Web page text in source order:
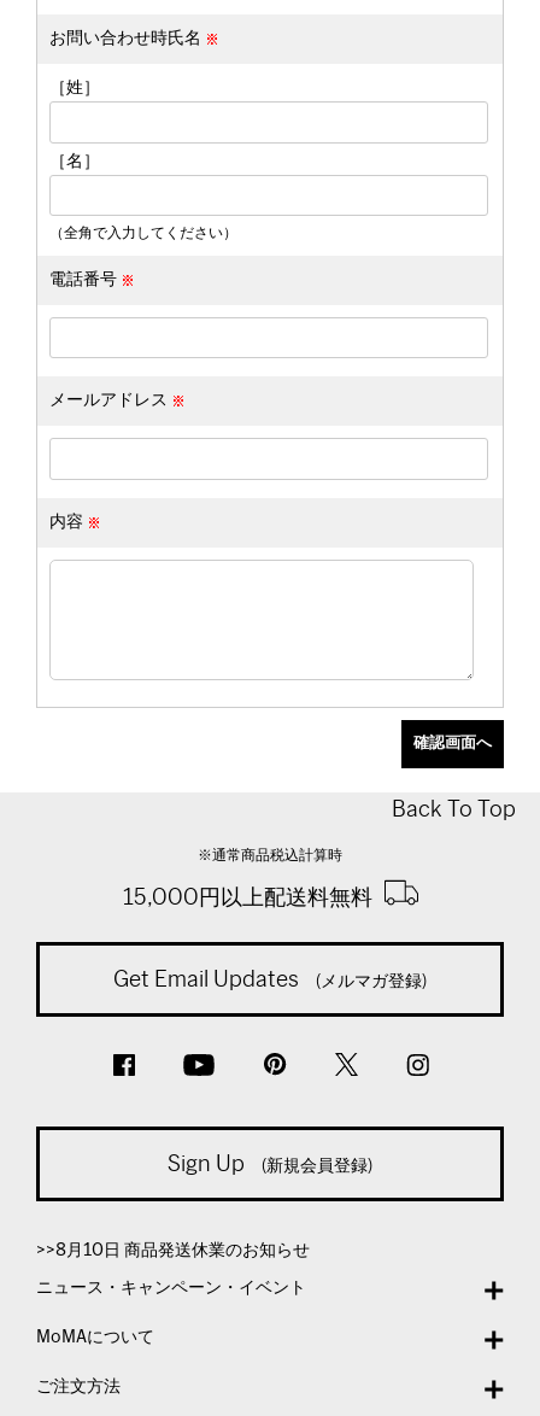
お問い合わせ時氏名
［姓］
［名］
（全角で入力してください）
電話番号
メールアドレス
内容
Back To Top
※通常商品税込計算時
15,000円以上配送料無料
Get Email Updates (メルマガ登録)
Sign Up (新規会員登録)
>>8月10日 商品発送休業のお知らせ
ニュース・キャンペーン・イベント
MoMAについて
ご注文方法